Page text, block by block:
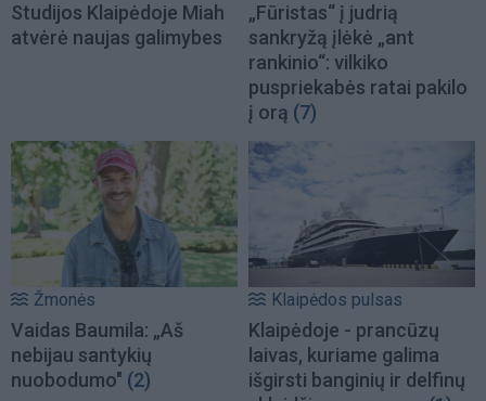
Studijos Klaipėdoje Miah
atvėrė naujas galimybes
„Fūristas“ į judrią
sankryžą įlėkė „ant
rankinio“: vilkiko
puspriekabės ratai pakilo
į orą (7)
Žmonės
Vaidas Baumila: „Aš
nebijau santykių
nuobodumo" (2)
Klaipėdos pulsas
Klaipėdoje - prancūzų
laivas, kuriame galima
išgirsti banginių ir delfinų